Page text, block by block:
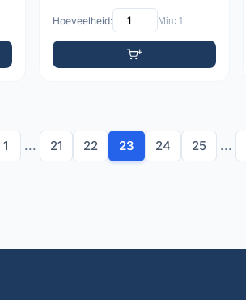
Hoeveelheid: Min: 1
1 ... 21 22 23 24 25 ...